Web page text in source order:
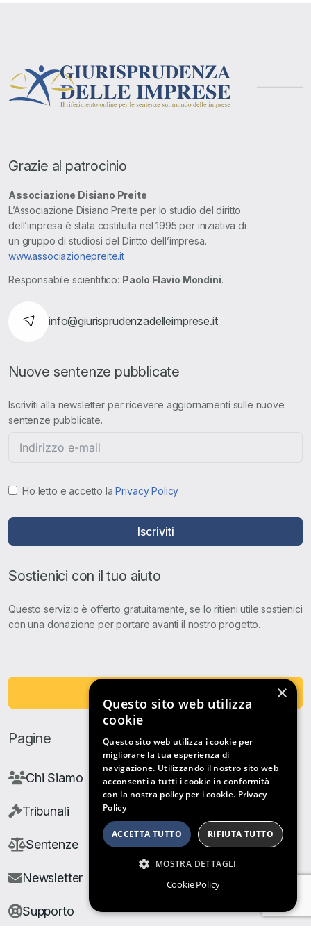
Grazie al patrocinio
Associazione Disiano Preite
L’Associazione Disiano Preite per lo studio del diritto
dell’impresa è stata costituita nel 1995 per iniziativa di
un gruppo di studiosi del Diritto dell’impresa.
www.associazionepreite.it
Responsabile scientifico: Paolo Flavio Mondini.
info@giurisprudenzadelleimprese.it
Nuove sentenze pubblicate
Iscriviti alla newsletter per ricevere aggiornamenti sulle nuove
sentenze pubblicate.
Ho letto e accetto laPrivacy Policy
Iscriviti
Sostienici con il tuo aiuto
Questo servizio è offerto gratuitamente, se lo ritieni utile sostienici
con una donazione per portare avanti il nostro progetto.
Pagine
Chi Siamo
Tribunali
Sentenze
Newsletter
Supporto
×
Questo sito web utilizza
cookie
Questo sito web utilizza i cookie per
migliorare la tua esperienza di
navigazione. Utilizzando il nostro sito web
acconsenti a tutti i cookie in conformità
con la nostra policy per i cookie. Privacy
Policy
ACCETTA TUTTO RIFIUTA TUTTO
MOSTRA DETTAGLI
Cookie Policy